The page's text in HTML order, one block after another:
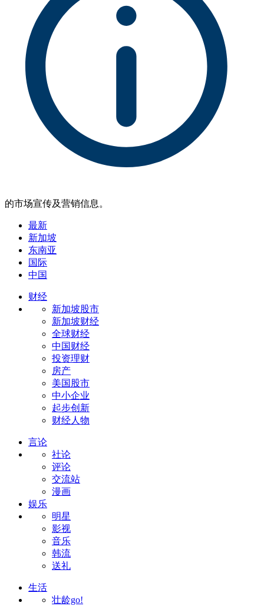
的市场宣传及营销信息。
最新
新加坡
东南亚
国际
中国
财经
新加坡股市
新加坡财经
全球财经
中国财经
投资理财
房产
美国股市
中小企业
起步创新
财经人物
言论
社论
评论
交流站
漫画
娱乐
明星
影视
音乐
韩流
送礼
生活
壮龄go!